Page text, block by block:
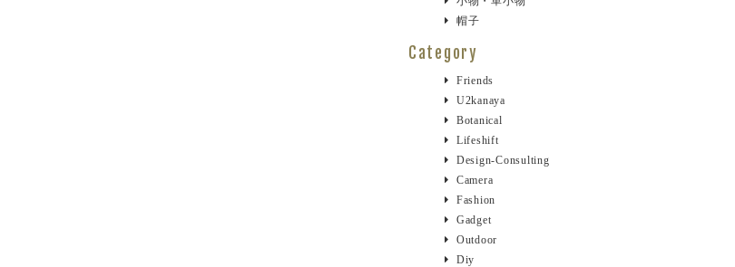
帽子
Category
Friends
U2kanaya
Botanical
Lifeshift
Design-Consulting
Camera
Fashion
Gadget
Outdoor
Diy